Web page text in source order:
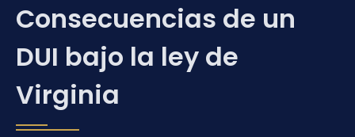
Consecuencias de un
DUI bajo la ley de
Virginia